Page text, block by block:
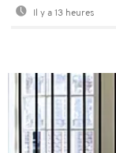
Il y a 13 heures